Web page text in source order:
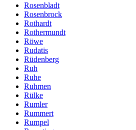
Rosenbladt
Rosenbrock
Rothardt
Rothermundt
Röwe
Rudatis
Rüdenberg
Ruh
Ruhe
Ruhmen
Rülke
Rumler
Rummert
Rumpel